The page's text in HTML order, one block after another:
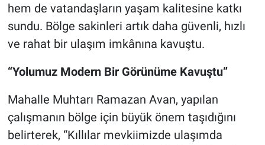
hem de vatandaşların yaşam kalitesine katkı
sundu. Bölge sakinleri artık daha güvenli, hızlı
ve rahat bir ulaşım imkânına kavuştu.
“Yolumuz Modern Bir Görünüme Kavuştu”
Mahalle Muhtarı Ramazan Avan, yapılan
çalışmanın bölge için büyük önem taşıdığını
belirterek, “Kıllılar mevkiimizde ulaşımda